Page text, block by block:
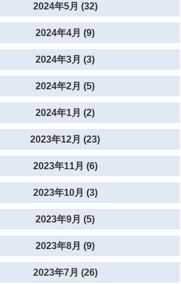
2024年5月 (32)
2024年4月 (9)
2024年3月 (3)
2024年2月 (5)
2024年1月 (2)
2023年12月 (23)
2023年11月 (6)
2023年10月 (3)
2023年9月 (5)
2023年8月 (9)
2023年7月 (26)